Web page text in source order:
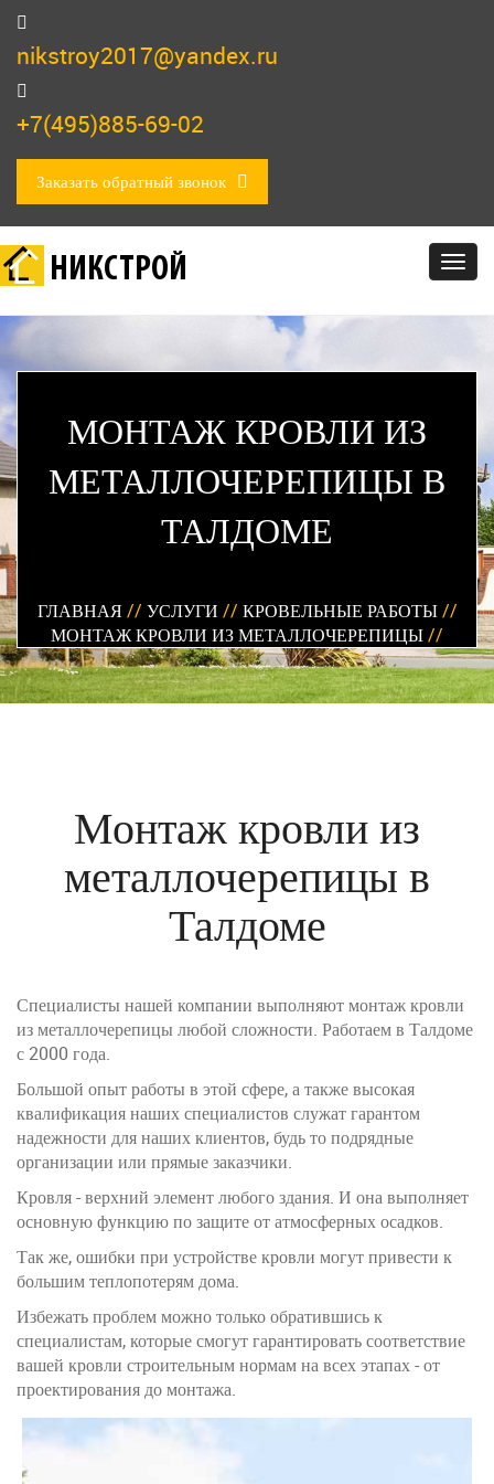
nikstroy2017@yandex.ru
+7(495)885-69-02
Заказать обратный звонок
НИКСТРОЙ
МОНТАЖ КРОВЛИ ИЗ
МЕТАЛЛОЧЕРЕПИЦЫ В
ТАЛДОМЕ
ГЛАВНАЯ // УСЛУГИ // КРОВЕЛЬНЫЕ РАБОТЫ //
МОНТАЖ КРОВЛИ ИЗ МЕТАЛЛОЧЕРЕПИЦЫ//
Монтаж кровли из
металлочерепицы в
Талдоме
Специалисты нашей компании выполняют монтаж кровли
из металлочерепицы любой сложности. Работаем в Талдоме
с 2000 года.
Большой опыт работы в этой сфере, а также высокая
квалификация наших специалистов служат гарантом
надежности для наших клиентов, будь то подрядные
организации или прямые заказчики.
Кровля - верхний элемент любого здания. И она выполняет
основную функцию по защите от атмосферных осадков.
Так же, ошибки при устройстве кровли могут привести к
большим теплопотерям дома.
Избежать проблем можно только обратившись к
специалистам, которые смогут гарантировать соответствие
вашей кровли строительным нормам на всех этапах - от
проектирования до монтажа.